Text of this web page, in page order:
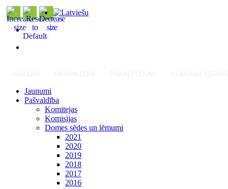
Jaunumi
Pašvaldība
Komitejas
Komisijas
Domes sēdes un lēmumi
2021
2020
2019
2018
2017
2016